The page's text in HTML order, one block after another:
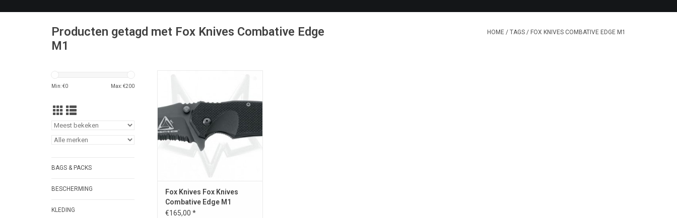
Producten getagd met Fox Knives Combative Edge
M1
HOME / TAGS / FOX KNIVES COMBATIVE EDGE M1
Min: €0 Max: €200
BAGS & PACKS
BESCHERMING
KLEDING
TOEVOEGEN AAN WINKELWAGEN
Fox Knives Fox Knives
Combative Edge M1
€165,00 *